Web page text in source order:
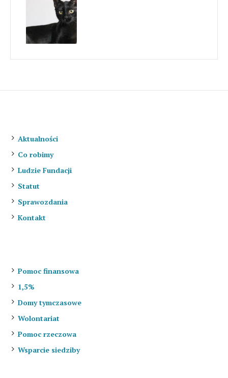
Aktualności
Co robimy
Ludzie Fundacji
Statut
Sprawozdania
Kontakt
Pomoc finansowa
1,5%
Domy tymczasowe
Wolontariat
Pomoc rzeczowa
Wsparcie siedziby